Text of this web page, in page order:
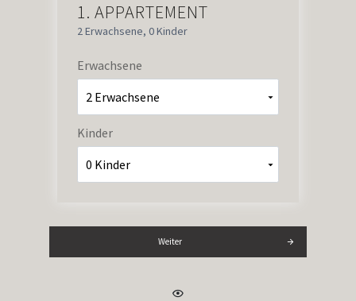
1. APPARTEMENT
2 Erwachsene, 0 Kinder
Erwachsene
Kinder
Weiter